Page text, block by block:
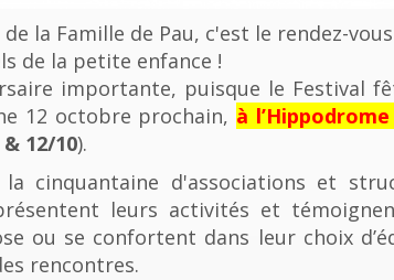
la Famille de Pau, c'est le rendez-
de la petite enfance !
importante, puisque le Festival
12 octobre prochain, à
12/10).
cinquantaine d'associations et
leurs activités et
ou se confortent dans leur choix
rencontres.